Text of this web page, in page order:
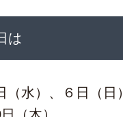
は
（水）、６日（日